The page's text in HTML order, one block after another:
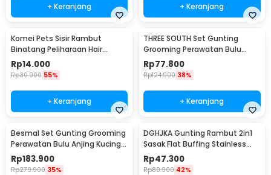
+ Keranjang + Keranjang
Komei Pets Sisir Rambut
Binatang Peliharaan Hair
Removal Grooming Comb -
T10
Rp14.000
Rp30.900 55%
+ Keranjang
THREE SOUTH Set Gunting
Grooming Perawatan Bulu
Anjing 5in1 - TS-5
Rp77.800
Rp124.900 38%
+ Keranjang
Besmal Set Gunting Grooming
Perawatan Bulu Anjing Kucing
5in1 - 4CR
Rp183.900
Rp279.900 35%
DGHJKA Gunting Rambut 2in1
Sasak Flat Buffing Stainless
Steel 4Cr13 - DG-2
Rp47.300
Rp80.900 42%